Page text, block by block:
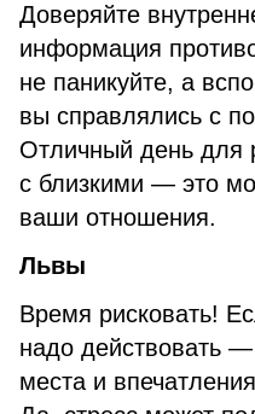
Доверяйте
информация
не паникуйте, а
вы справлялись с
Отличный день для
с близкими — это
ваши отношения.
Львы
Время рисковать!
надо действовать
места и